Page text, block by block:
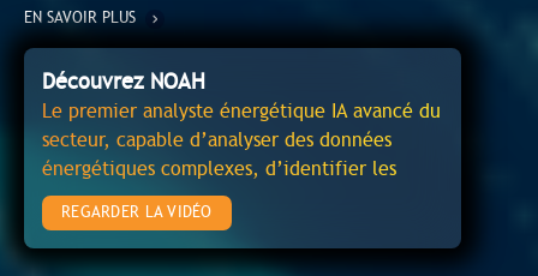
EN SAVOIR PLUS
Découvrez NOAH
Le premier analyste énergétique IA avancé du
secteur, capable d’analyser des données
énergétiques complexes, d’identifier les
causes racines et de fournir des
recommandations pour éviter le gaspillage
d’énergie et les problèmes opérationnels.
REGARDER LA VIDÉO